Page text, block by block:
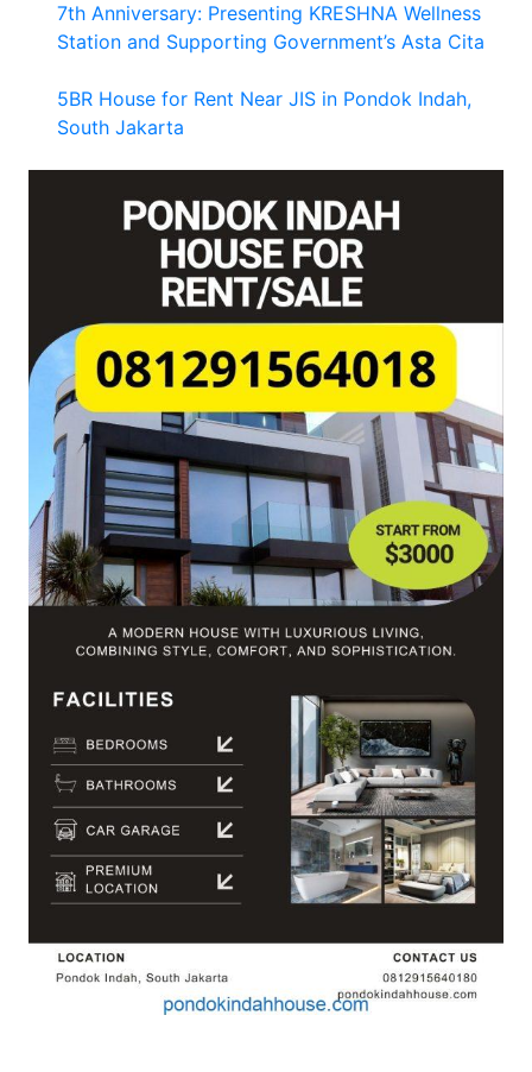
7th Anniversary: Presenting KRESHNA Wellness
Station and Supporting Government’s Asta Cita
5BR House for Rent Near JIS in Pondok Indah,
South Jakarta